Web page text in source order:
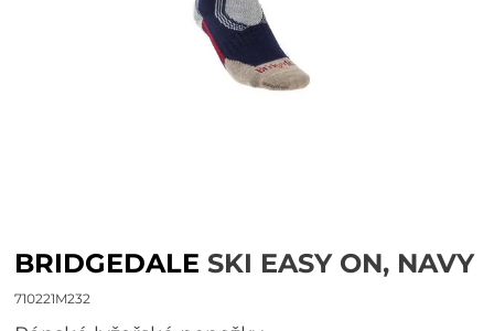
BRIDGEDALE SKI EASY ON, NAVY
710221M232